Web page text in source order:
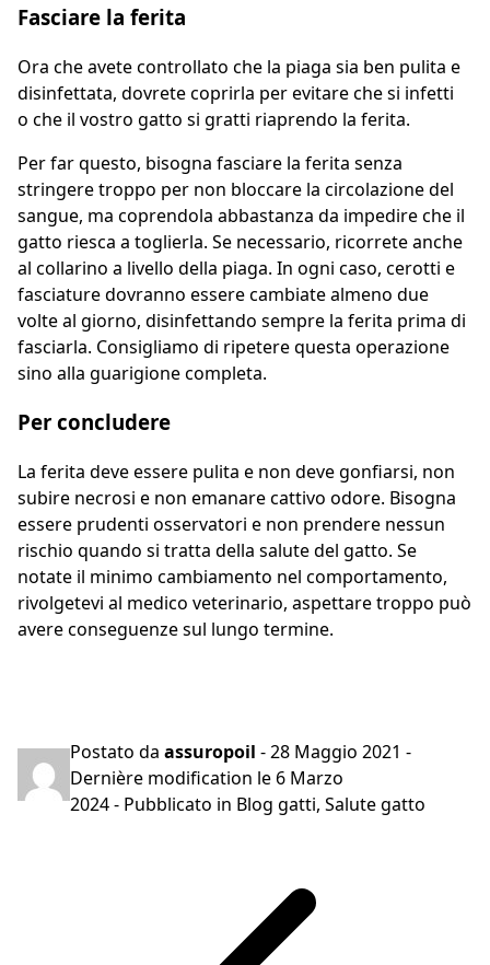
Fasciare la ferita
Ora che avete controllato che la piaga sia ben pulita e
disinfettata, dovrete coprirla per evitare che si infetti
o che il vostro gatto si gratti riaprendo la ferita.
Per far questo, bisogna fasciare la ferita senza
stringere troppo per non bloccare la circolazione del
sangue, ma coprendola abbastanza da impedire che il
gatto riesca a toglierla. Se necessario, ricorrete anche
al collarino a livello della piaga. In ogni caso, cerotti e
fasciature dovranno essere cambiate almeno due
volte al giorno, disinfettando sempre la ferita prima di
fasciarla. Consigliamo di ripetere questa operazione
sino alla guarigione completa.
Per concludere
La ferita deve essere pulita e non deve gonfiarsi, non
subire necrosi e non emanare cattivo odore. Bisogna
essere prudenti osservatori e non prendere nessun
rischio quando si tratta della salute del gatto. Se
notate il minimo cambiamento nel comportamento,
rivolgetevi al medico veterinario, aspettare troppo può
avere conseguenze sul lungo termine.
Postato da assuropoil -28 Maggio 2021 -
Dernière modification le 6 Marzo
2024- Pubblicato in Blog gatti, Salute gatto